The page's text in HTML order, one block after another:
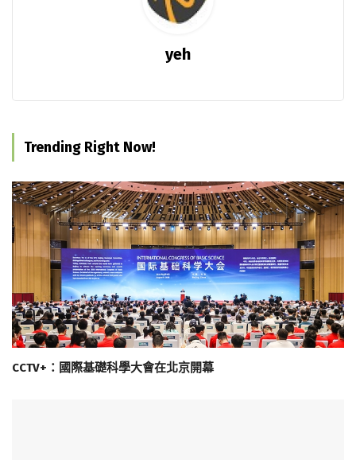
yeh
Trending Right Now!
CCTV+：國際基礎科學大會在北京開幕